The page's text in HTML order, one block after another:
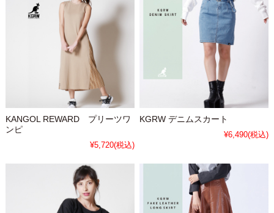
KANGOL REWARD プリーツワ
ンピ
¥5,720(税込)
KGRW デニムスカート
¥6,490(税込)